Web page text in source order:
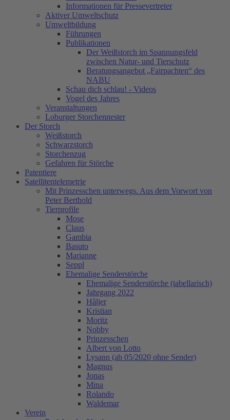
Informationen für Pressevertreter
Aktiver Umweltschutz
Umweltbildung
Führungen
Publikationen
Der Weißstorch im Spannungsfeld
zwischen Natur- und Tierschutz
Beratungsangebot „Fairpachten“ des
NABU
Schau dich schlau! - Videos
Vogel des Jahres
Veranstaltungen
Loburger Storchennester
Der Storch
Weißstorch
Schwarzstorch
Storchenzug
Gefahren für Störche
Patentiere
Satellitentelemetrie
Mit Prinzesschen unterwegs. Aus dem Vorwort von
Peter Berthold
Tierprofile
Mose
Claus
Gambia
Basuto
Marianne
Seppl
Ehemalige Senderstörche
Ehemalige Senderstörche (tabellarisch)
Jahrgang 2022
Håljer
Kristian
Moritz
Nobby
Prinzesschen
Albert von Lotto
Lysann (ab 05/2020 ohne Sender)
Magnus
Jonas
Mina
Rolando
Waldemar
Verein